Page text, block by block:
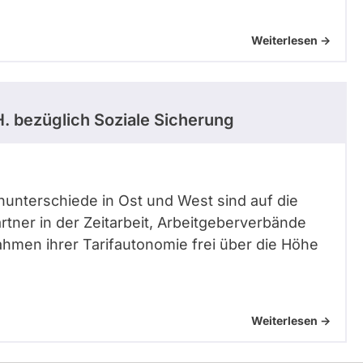
Weiterlesen ->
bezüglich Soziale Sicherung
in Ost und West sind auf die
in der Zeitarbeit, Arbeitgeberverbände
ihrer Tarifautonomie frei über die Höhe
Weiterlesen ->